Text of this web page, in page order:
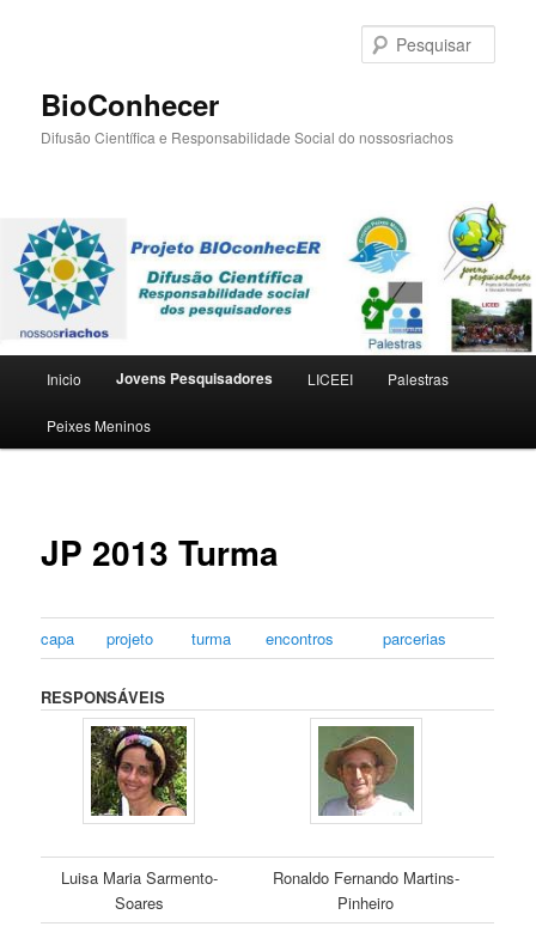
principalBioConhecer
Difusão Científica e Responsabilidade Social do nossosriachos
principal
Inicio Jovens Pesquisadores LICEEI Palestras
Peixes Meninos
JP 2013 Turma
capa projeto turma encontros parcerias
RESPONSÁVEIS
Luisa Maria Sarmento-
Soares
Ronaldo Fernando Martins-
Pinheiro